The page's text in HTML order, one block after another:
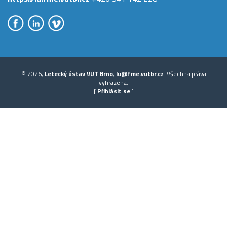
© 2026, Letecký ústav VUT Brno, lu@fme.vutbr.cz. Všechna práva
vyhrazena.
[ Přihlásit se]